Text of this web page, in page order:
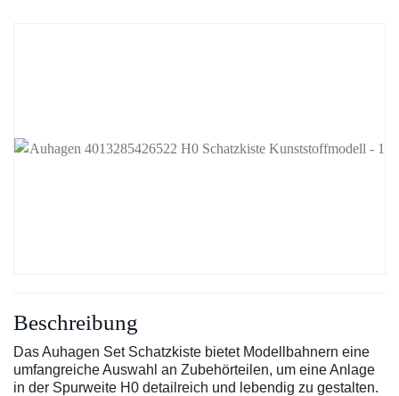
Beschreibung
Das Auhagen Set Schatzkiste bietet Modellbahnern eine
umfangreiche Auswahl an Zubehörteilen, um eine Anlage
in der Spurweite H0 detailreich und lebendig zu gestalten.